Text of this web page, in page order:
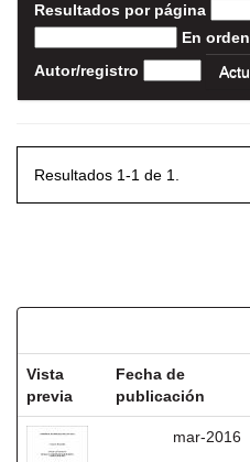
Resultados por página
En orden
Autor/registro
Resultados 1-1 de 1.
Vista
previa
Fecha de
publicación
mar-2016